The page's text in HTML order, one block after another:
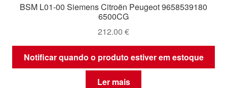
BSM L01-00 Siemens Citroën Peugeot 9658539180
6500CG
212.00 €
Notificar quando o produto estiver em estoque
Ler mais